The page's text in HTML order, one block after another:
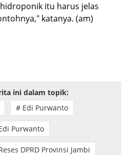
itu harus jelas
katanya. (am)
ini dalam topik:
# Edi Purwanto
Purwanto
DPRD Provinsi Jambi